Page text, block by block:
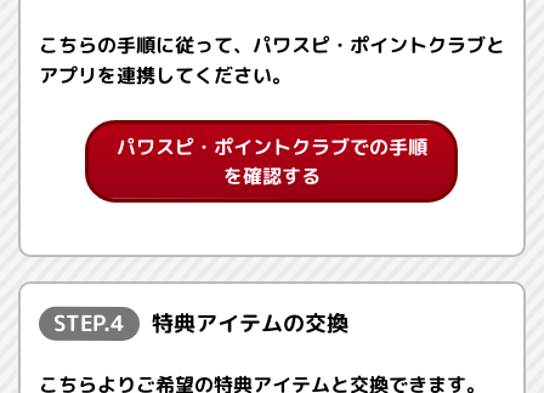
こちらの手順に従って、パワスピ・ポイントクラブと
アプリを連携してください。
パワスピ・ポイントクラブでの手順
を確認する
STEP.4 特典アイテムの交換
こちらよりご希望の特典アイテムと交換できます。